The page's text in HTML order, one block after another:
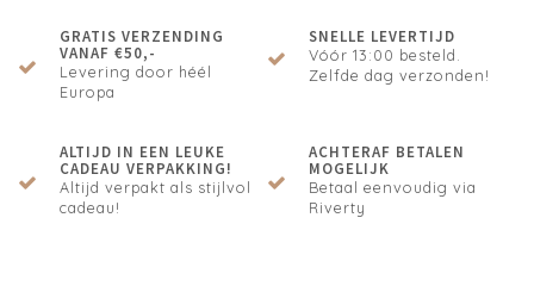
GRATIS VERZENDING
VANAF €50,-
Levering door héél
Europa
SNELLE LEVERTIJD
Vóór 13:00 besteld.
Zelfde dag verzonden!
ALTIJD IN EEN LEUKE
CADEAU VERPAKKING!
Altijd verpakt als stijlvol
cadeau!
ACHTERAF BETALEN
MOGELIJK
Betaal eenvoudig via
Riverty